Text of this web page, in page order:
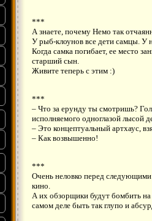
***
А знаете, почему Немо так
У рыб-клоунов все дети самцы. У
Когда самка погибает, ее место
старший сын.
Живите теперь с этим :)
***
– Что за ерунду ты смотришь?
исполняемого одноглазой лысой
– Это концептуальный артхаус,
– Как возвышенно!
***
Очень неловко перед следующими
кино.
А их обзорщики будут бомбить на
самом деле быть так глупо и